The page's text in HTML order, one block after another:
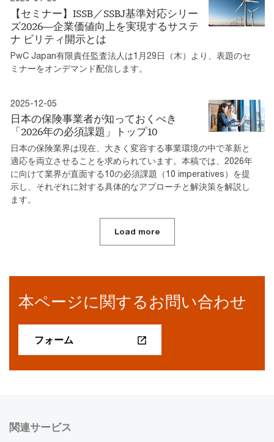
【セミナー】ISSB／SSBJ基準対応シリー
ズ2026―企業価値向上を実現するサステ
ナ ビリティ開示とは
PwC Japan有限責任監査法人は1月29日（木）より、表題のセ
ミナーをオンデマンド配信します。
2025-12-05
日本の保険事業者が知っておくべき
「2026年の必須課題」トップ10
日本の保険業界は現在、大きく変容する事業環境の中で革新と
適応を両立させることを求められています。本稿では、2026年
に向けて業界が直面する10の必須課題（10 imperatives）を提
示し、それぞれに対する具体的なアプローチと解決策を解説し
ます。
Load more
本ページに関するお問い合わせ
フォーム
関連サービス